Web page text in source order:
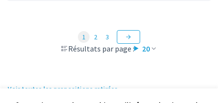
Résultats par page : 20
1 2 3
Voir toutes les propositions retirées